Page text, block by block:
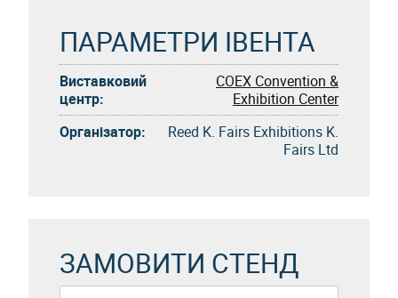
ПАРАМЕТРИ ІВЕНТА
Виставковий
центр:
COEX Convention &
Exhibition Center
Організатор:
Reed K. Fairs Exhibitions K.
Fairs Ltd
ЗАМОВИТИ СТЕНД